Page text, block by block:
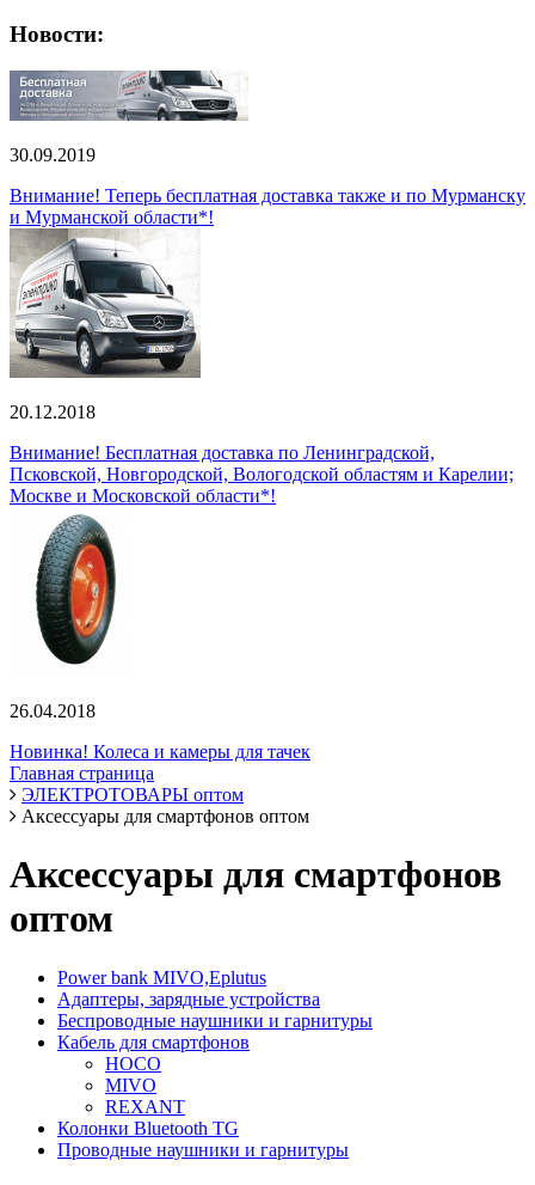
Новости:
30.09.2019
Внимание! Теперь бесплатная доставка также и по Мурманску
и Мурманской области*!
20.12.2018
Внимание! Бесплатная доставка по Ленинградской,
Псковской, Новгородской, Вологодской областям и Карелии;
Москве и Московской области*!
26.04.2018
Новинка! Колеса и камеры для тачек
Главная страница
ЭЛЕКТРОТОВАРЫ оптом
Аксессуары для смартфонов оптом
Аксессуары для смартфонов
оптом
Power bank MIVO,Eplutus
Адаптеры, зарядные устройства
Беспроводные наушники и гарнитуры
Кабель для смартфонов
HOCO
MIVO
REXANT
Колонки Bluetooth TG
Проводные наушники и гарнитуры